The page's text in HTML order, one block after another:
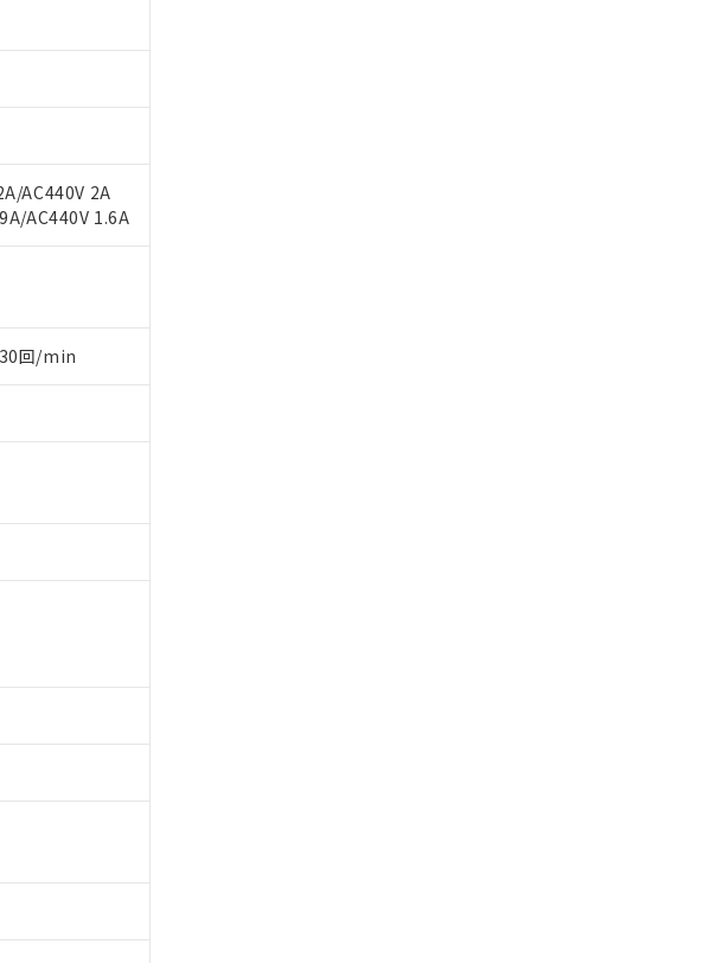
AC440V 2A
AC440V 1.6A
回/min
お客様担当のオムロン制御機器販売店・
ーク
」をご確認ください。
に漏洩または開示しないようお願いしま
くには、I-Webメンバーズにご登録され
について、当社および当社の共同利用者
必要な範囲で利用することをご了承くだ
の「1.共同利用者の範囲」に記載されて
ります。
非含有を証明するものではありません。
完了までの期間は出荷製品に未対応品が
を示します。
とを示します。
ポリ臭化ジフェニルエーテル類) : 1000ppm、
フタル酸ブチルベンジル) : 1000ppm、
示します。
環境に深刻な影響を及ぼさない年数を意
に定める商品（以下｢規制貨物等」とい
またはその他武器並びにこれらの製造装
び3の内容を当該第三者に通知します。
するおそれがある場合は、取り引きをい
、またはお客様担当のオムロン制御
機種